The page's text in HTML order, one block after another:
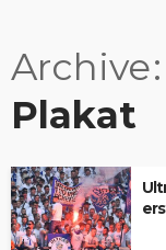
Archive
Plakat